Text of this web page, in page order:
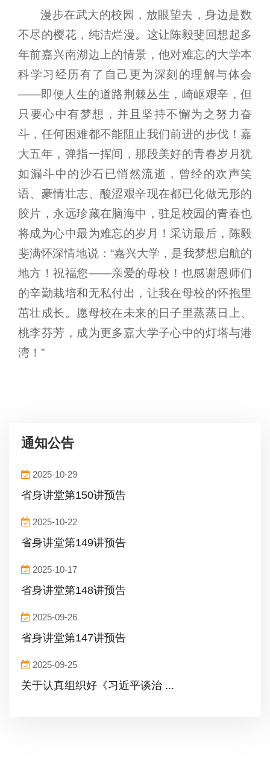
漫步在武大的校园，放眼望去，身边是数
不尽的樱花，纯洁烂漫。这让陈毅斐回想起多
年前嘉兴南湖边上的情景，他对难忘的大学本
科学习经历有了自己更为深刻的理解与体会
——即便人生的道路荆棘丛生，崎岖艰辛，但
只要心中有梦想，并且坚持不懈为之努力奋
斗，任何困难都不能阻止我们前进的步伐！嘉
大五年，弹指一挥间，那段美好的青春岁月犹
如漏斗中的沙石已悄然流逝，曾经的欢声笑
语、豪情壮志、酸涩艰辛现在都已化做无形的
胶片，永远珍藏在脑海中，驻足校园的青春也
将成为心中最为难忘的岁月！采访最后，陈毅
斐满怀深情地说：“嘉兴大学，是我梦想启航的
地方！祝福您——亲爱的母校！也感谢恩师们
的辛勤栽培和无私付出，让我在母校的怀抱里
茁壮成长。愿母校在未来的日子里蒸蒸日上、
桃李芬芳，成为更多嘉大学子心中的灯塔与港
湾！”
通知公告
2025-10-29
省身讲堂第150讲预告
2025-10-22
省身讲堂第149讲预告
2025-10-17
省身讲堂第148讲预告
2025-09-26
省身讲堂第147讲预告
2025-09-25
关于认真组织好《习近平谈治 ...